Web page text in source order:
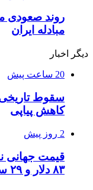
روند صعودی
مبادله ایران
دیگر اخبار
20 ساعت پیش
سقوط تاریخی
کاهش پیاپی
2 روز پیش
۸۳ دلار و ۲۹ سنت